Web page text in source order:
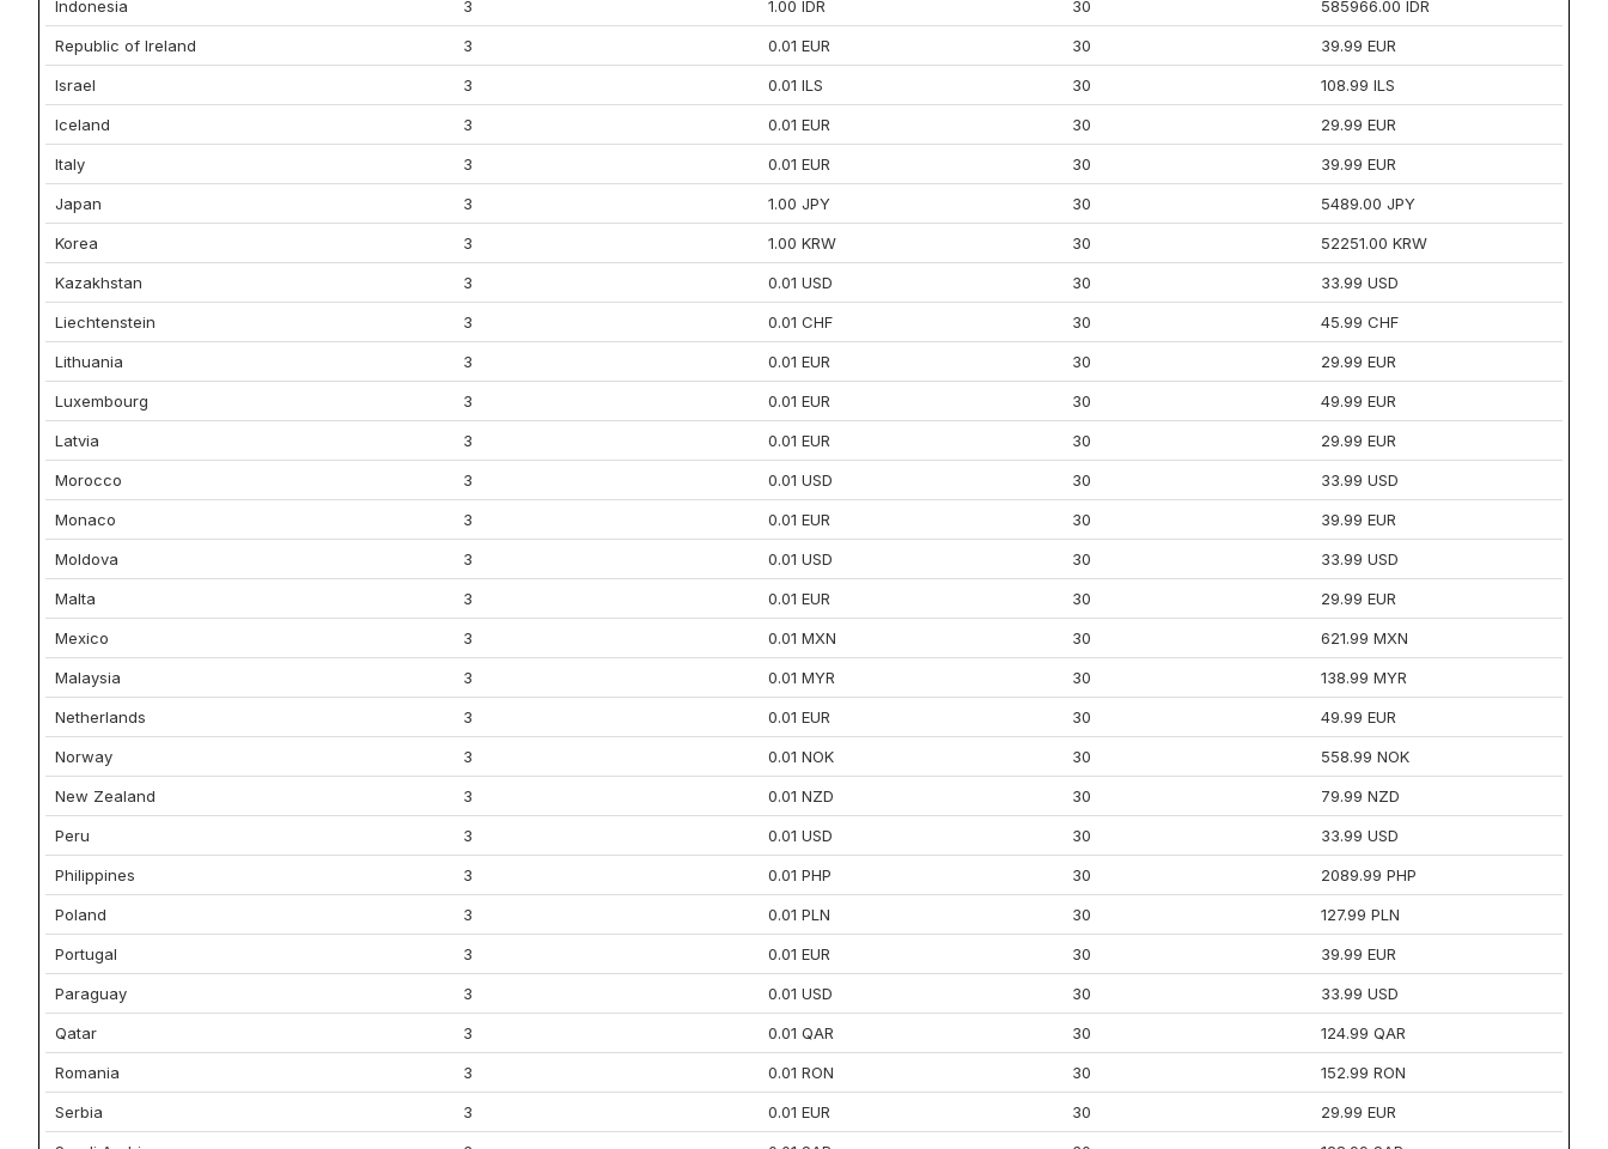
Indonesia 3 1.00 IDR 30 585966.00 IDR
Republic of Ireland 3 0.01 EUR 30 39.99 EUR
Israel 3 0.01 ILS 30 108.99 ILS
Iceland 3 0.01 EUR 30 29.99 EUR
Italy 3 0.01 EUR 30 39.99 EUR
Japan 3 1.00 JPY 30 5489.00 JPY
Korea 3 1.00 KRW 30 52251.00 KRW
Kazakhstan 3 0.01 USD 30 33.99 USD
Liechtenstein 3 0.01 CHF 30 45.99 CHF
Lithuania 3 0.01 EUR 30 29.99 EUR
Luxembourg 3 0.01 EUR 30 49.99 EUR
Latvia 3 0.01 EUR 30 29.99 EUR
Morocco 3 0.01 USD 30 33.99 USD
Monaco 3 0.01 EUR 30 39.99 EUR
Moldova 3 0.01 USD 30 33.99 USD
Malta 3 0.01 EUR 30 29.99 EUR
Mexico 3 0.01 MXN 30 621.99 MXN
Malaysia 3 0.01 MYR 30 138.99 MYR
Netherlands 3 0.01 EUR 30 49.99 EUR
Norway 3 0.01 NOK 30 558.99 NOK
New Zealand 3 0.01 NZD 30 79.99 NZD
Peru 3 0.01 USD 30 33.99 USD
Philippines 3 0.01 PHP 30 2089.99 PHP
Poland 3 0.01 PLN 30 127.99 PLN
Portugal 3 0.01 EUR 30 39.99 EUR
Paraguay 3 0.01 USD 30 33.99 USD
Qatar 3 0.01 QAR 30 124.99 QAR
Romania 3 0.01 RON 30 152.99 RON
Serbia 3 0.01 EUR 30 29.99 EUR